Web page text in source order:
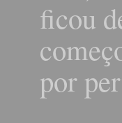
ficou
por